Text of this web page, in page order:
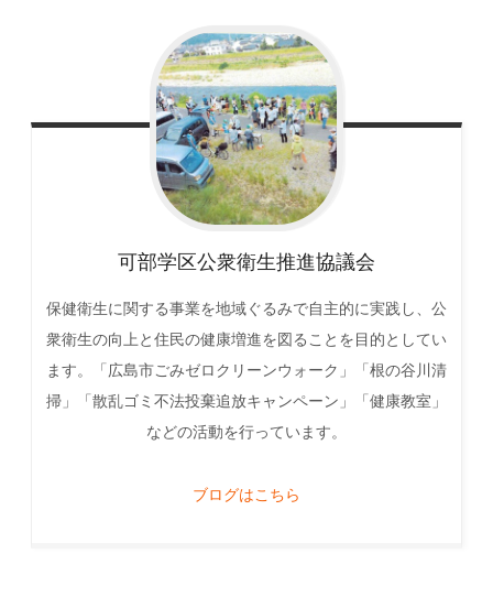
可部学区公衆衛生推進協議会
保健衛生に関する事業を地域ぐるみで自主的に実践し、公
衆衛生の向上と住民の健康増進を図ることを目的としてい
ます。「広島市ごみゼロクリーンウォーク」「根の谷川清
掃」「散乱ゴミ不法投棄追放キャンペーン」「健康教室」
などの活動を行っています。
ブログはこちら